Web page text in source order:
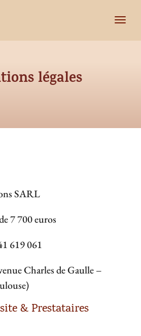
légales
SARL
7 700 euros
619 061
Charles de Gaulle–
& Prestataires